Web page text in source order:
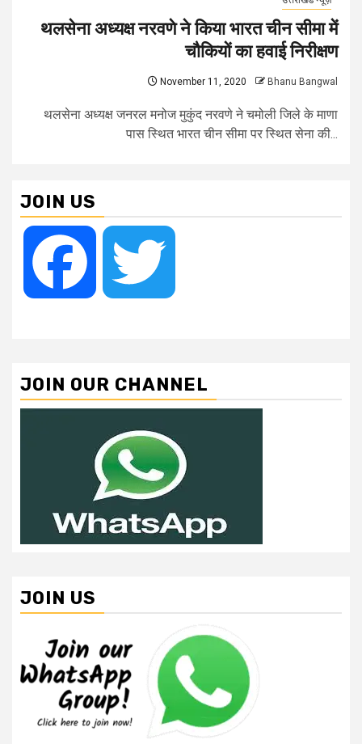
थलसेना अध्यक्ष नरवणे ने किया भारत चीन सीमा में
चौकियों का हवाई निरीक्षण
November 11, 2020 Bhanu Bangwal
थलसेना अध्यक्ष जनरल मनोज मुकुंद नरवणे ने चमोली जिले के माणा
पास स्थित भारत चीन सीमा पर स्थित सेना की...
JOIN US
Facebook
JOIN OUR CHANNEL
JOIN US